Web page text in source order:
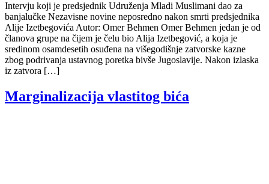
Intervju koji je predsjednik Udruženja Mladi Muslimani dao za
banjalučke Nezavisne novine neposredno nakon smrti predsjednika
Alije Izetbegovića Autor: Omer Behmen Omer Behmen jedan je od
članova grupe na čijem je čelu bio Alija Izetbegović, a koja je
sredinom osamdesetih osuđena na višegodišnje zatvorske kazne
zbog podrivanja ustavnog poretka bivše Jugoslavije. Nakon izlaska
iz zatvora […]
Marginalizacija vlastitog bića